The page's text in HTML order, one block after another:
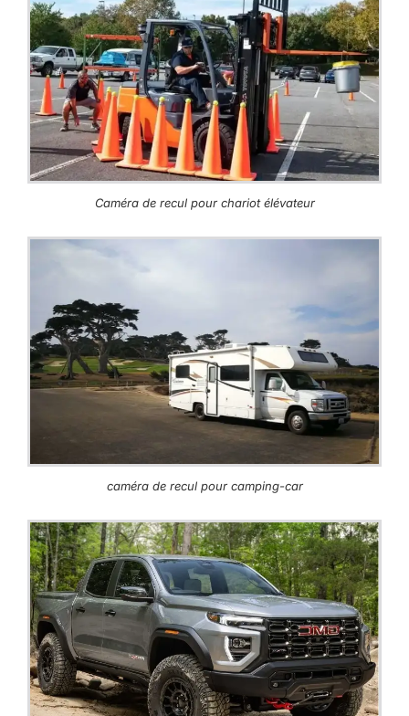
Caméra de recul pour chariot élévateur
caméra de recul pour camping-car